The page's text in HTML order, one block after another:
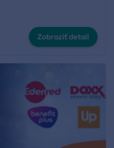
Zobraziť detail